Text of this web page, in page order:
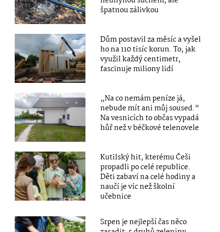
špatnou zálivkou
Dům postavil za měsíc a vyšel
ho na 110 tisíc korun. To, jak
využil každý centimetr,
fascinuje miliony lidí
„Na co nemám peníze já,
nebude mít ani můj soused.“
Na vesnicích to občas vypadá
hůř než v béčkové telenovele
Kutilský hit, kterému Češi
propadli po celé republice.
Děti zabaví na celé hodiny a
naučí je víc než školní
učebnice
Srpen je nejlepší čas něco